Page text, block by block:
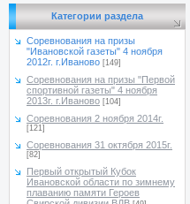
Категории раздела
Соревнования на призы
"Ивановской газеты" 4 ноября
2012г. г.Иваново [149]
Соревнования на призы "Первой
спортивной газеты" 4 ноября
2013г. г.Иваново [104]
Соревнования 2 ноября 2014г.
[121]
Соревнования 31 октября 2015г.
[82]
Первый открытый Кубок
Ивановской области по зимнему
плаванию памяти Героев